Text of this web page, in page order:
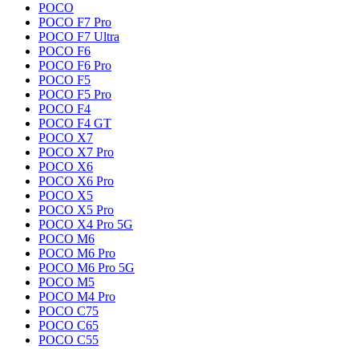
POCO
POCO F7 Pro
POCO F7 Ultra
POCO F6
POCO F6 Pro
POCO F5
POCO F5 Pro
POCO F4
POCO F4 GT
POCO X7
POCO X7 Pro
POCO X6
POCO X6 Pro
POCO X5
POCO X5 Pro
POCO X4 Pro 5G
POCO M6
POCO M6 Pro
POCO M6 Pro 5G
POCO M5
POCO M4 Pro
POCO C75
POCO C65
POCO C55